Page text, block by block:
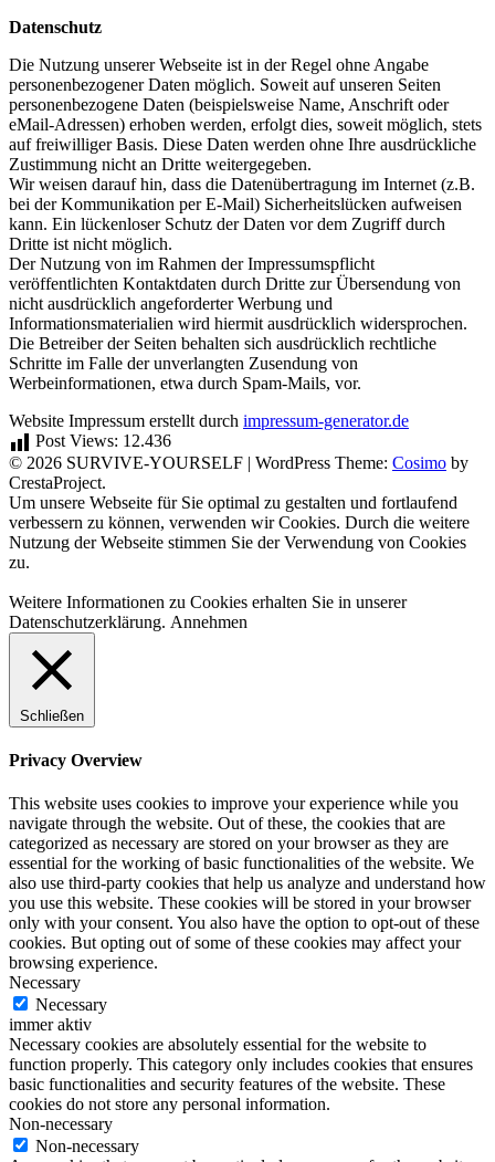
Datenschutz
Die Nutzung unserer Webseite ist in der Regel ohne Angabe
personenbezogener Daten möglich. Soweit auf unseren Seiten
personenbezogene Daten (beispielsweise Name, Anschrift oder
eMail-Adressen) erhoben werden, erfolgt dies, soweit möglich, stets
auf freiwilliger Basis. Diese Daten werden ohne Ihre ausdrückliche
Zustimmung nicht an Dritte weitergegeben.
Wir weisen darauf hin, dass die Datenübertragung im Internet (z.B.
bei der Kommunikation per E-Mail) Sicherheitslücken aufweisen
kann. Ein lückenloser Schutz der Daten vor dem Zugriff durch
Dritte ist nicht möglich.
Der Nutzung von im Rahmen der Impressumspflicht
veröffentlichten Kontaktdaten durch Dritte zur Übersendung von
nicht ausdrücklich angeforderter Werbung und
Informationsmaterialien wird hiermit ausdrücklich widersprochen.
Die Betreiber der Seiten behalten sich ausdrücklich rechtliche
Schritte im Falle der unverlangten Zusendung von
Werbeinformationen, etwa durch Spam-Mails, vor.
Website Impressum erstellt durch impressum-generator.de
Post Views: 12.436
© 2026 SURVIVE-YOURSELF | WordPress Theme: Cosimo by
CrestaProject.
Facebook
Instagram
YouTube
Um unsere Webseite für Sie optimal zu gestalten und fortlaufend
verbessern zu können, verwenden wir Cookies. Durch die weitere
Nutzung der Webseite stimmen Sie der Verwendung von Cookies
zu.
Weitere Informationen zu Cookies erhalten Sie in unserer
Datenschutzerklärung. Annehmen
Schließen
Privacy Overview
This website uses cookies to improve your experience while you
navigate through the website. Out of these, the cookies that are
categorized as necessary are stored on your browser as they are
essential for the working of basic functionalities of the website. We
also use third-party cookies that help us analyze and understand how
you use this website. These cookies will be stored in your browser
only with your consent. You also have the option to opt-out of these
cookies. But opting out of some of these cookies may affect your
browsing experience.
Necessary
Necessary
immer aktiv
Necessary cookies are absolutely essential for the website to
function properly. This category only includes cookies that ensures
basic functionalities and security features of the website. These
cookies do not store any personal information.
Non-necessary
Non-necessary